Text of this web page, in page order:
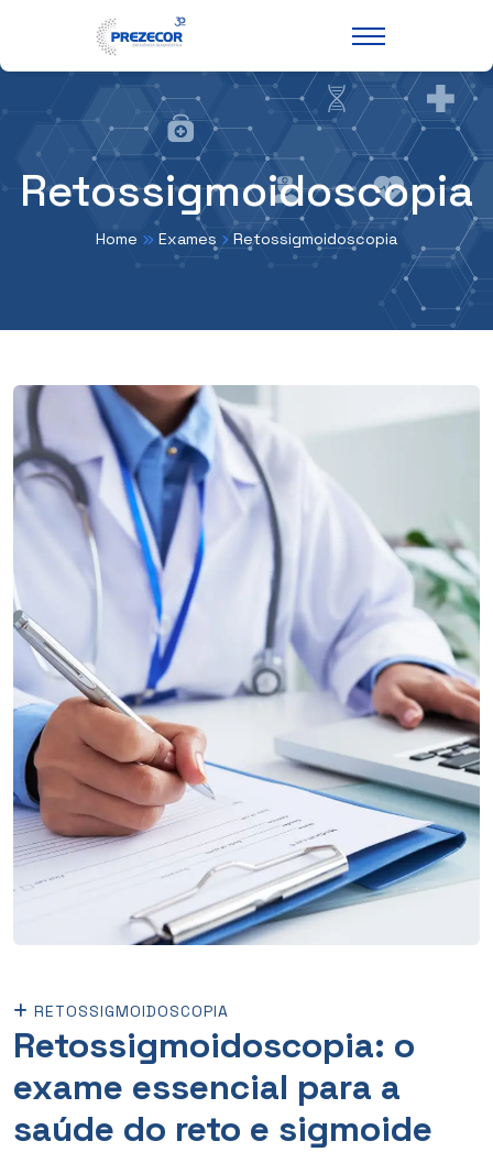
Retossigmoidoscopia
Home Exames Retossigmoidoscopia
RETOSSIGMOIDOSCOPIA
Retossigmoidoscopia: o
exame essencial para a
saúde do reto e sigmoide